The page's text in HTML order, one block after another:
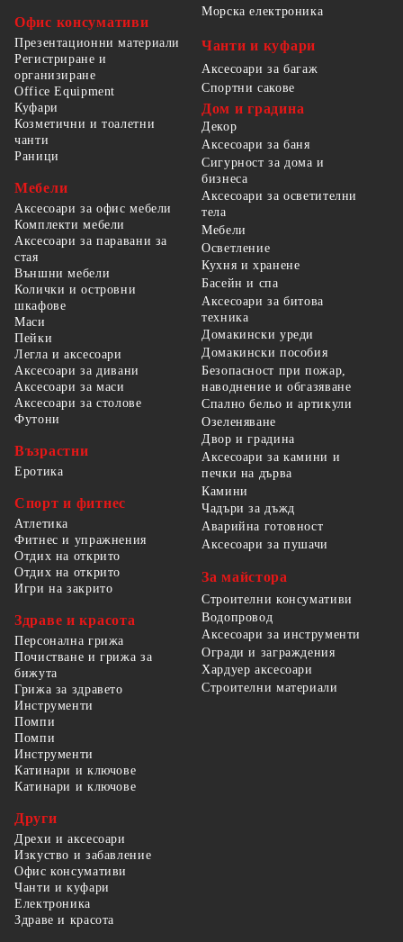
Офис консумативи
Презентационни материали
Регистриране и
организиране
Office Equipment
Морска електроника
Чанти и куфари
Аксесоари за багаж
Спортни сакове
Куфари
Козметични и тоалетни
чанти
Раници
Мебели
Аксесоари за офис мебели
Комплекти мебели
Аксесоари за паравани за
стая
Външни мебели
Колички и островни
шкафове
Маси
Пейки
Легла и аксесоари
Аксесоари за дивани
Аксесоари за маси
Аксесоари за столове
Футони
Възрастни
Еротика
Спорт и фитнес
Атлетика
Фитнес и упражнения
Отдих на открито
Отдих на открито
Игри на закрито
Здраве и красота
Персонална грижа
Почистване и грижа за
бижута
Грижа за здравето
Дом и градина
Декор
Аксесоари за баня
Сигурност за дома и
бизнеса
Аксесоари за осветителни
тела
Мебели
Осветление
Кухня и хранене
Басейн и спа
Аксесоари за битова
техника
Домакински уреди
Домакински пособия
Безопасност при пожар,
наводнение и обгазяване
Спално бельо и артикули
Озеленяване
Двор и градина
Аксесоари за камини и
печки на дърва
Камини
Чадъри за дъжд
Аварийна готовност
Аксесоари за пушачи
За майстора
Строителни консумативи
Водопровод
Аксесоари за инструменти
Огради и заграждения
Хардуер аксесоари
Строителни материали
Инструменти
Помпи
Помпи
Инструменти
Катинари и ключове
Катинари и ключове
Други
Дрехи и аксесоари
Изкуство и забавление
Офис консумативи
Чанти и куфари
Електроника
Здраве и красота